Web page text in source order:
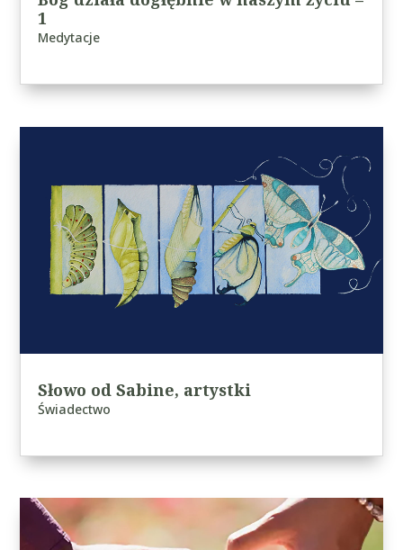
1
Medytacje
Słowo od Sabine, artystki
Świadectwo